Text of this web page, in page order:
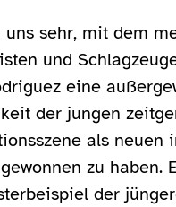
sehr, mit dem
und
eine
der jungen
als neuen
zu haben.
der